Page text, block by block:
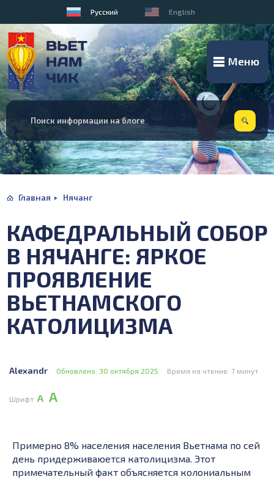
Русский English
Меню
Главная Нячанг
КАФЕДРАЛЬНЫЙ СОБОР
В НЯЧАНГЕ: ЯРКОЕ
ПРОЯВЛЕНИЕ
ВЬЕТНАМСКОГО
КАТОЛИЦИЗМА
Alexandr Обновлено: 30 октября 2025 Время на чтение: 7 минут
Шрифт А А
Примерно 8% населения населения Вьетнама по сей
день придерживаюется католицизма. Этот
примечательный факт объясняется колониальным